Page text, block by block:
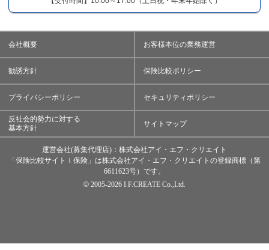
会社概要 お客様本位の業務運営
勧誘方針 保険比較ポリシー
プライバシーポリシー セキュリティポリシー
反社会的勢力に対する
基本方針
サイトマップ
運営会社(募集代理店)：株式会社アイ・エフ・クリエイト
「保険比較サイトｉ保険」は株式会社アイ・エフ・クリエイトの登録商標（第
6611623号）です。
© 2005-2026 I.F.CREATE Co.,Ltd.